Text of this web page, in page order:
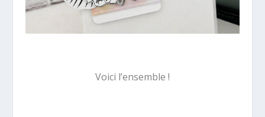
Voici l’ensemble !